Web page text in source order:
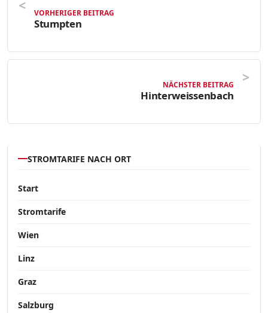
VORHERIGER BEITRAG
Stumpten
NÄCHSTER BEITRAG
Hinterweissenbach
STROMTARIFE NACH ORT
Start
Stromtarife
Wien
Linz
Graz
Salzburg